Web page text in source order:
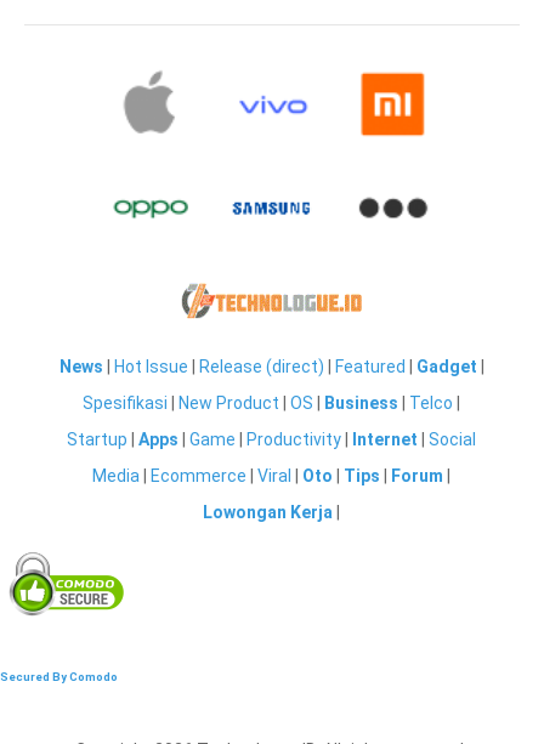
News Hot Issue Release (direct) Featured Gadget
Spesifikasi
New Product |OS Business Telco
Startup |Apps |Game Productivity Internet |Social
Media
Ecommerce |Viral Oto Tips Forum
Lowongan Kerja
Secured By Comodo